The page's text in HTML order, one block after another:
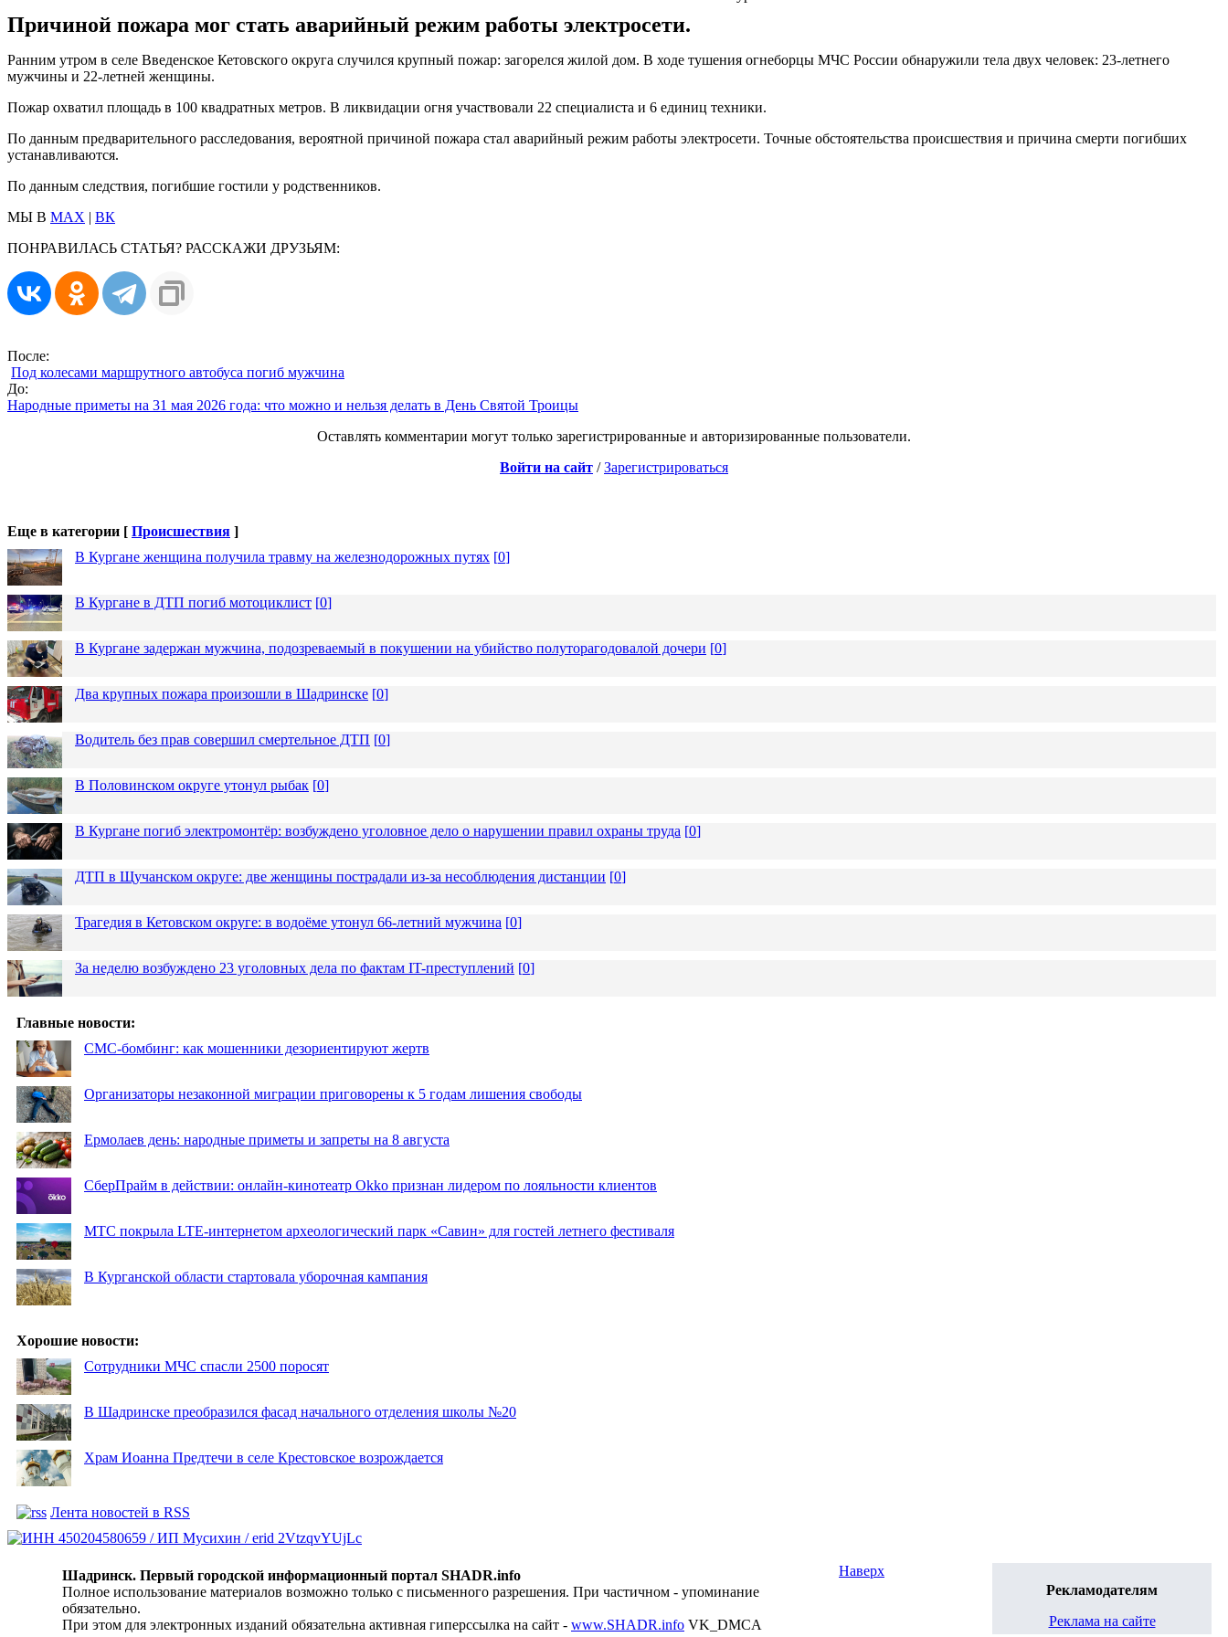
Причиной пожара мог стать аварийный режим работы электросети.
Ранним утром в селе Введенское Кетовского округа случился крупный пожар: загорелся жилой дом. В ходе тушения огнеборцы МЧС России обнаружили тела двух человек: 23‑летнего
мужчины и 22‑летней женщины.
Пожар охватил площадь в 100 квадратных метров. В ликвидации огня участвовали 22 специалиста и 6 единиц техники.
По данным предварительного расследования, вероятной причиной пожара стал аварийный режим работы электросети. Точные обстоятельства происшествия и причина смерти погибших
устанавливаются.
По данным следствия, погибшие гостили у родственников.
МЫ В MAX | ВК
ПОНРАВИЛАСЬ СТАТЬЯ? РАССКАЖИ ДРУЗЬЯМ:
После:
Под колесами маршрутного автобуса погиб мужчина
До:
Народные приметы на 31 мая 2026 года: что можно и нельзя делать в День Святой Троицы
Оставлять комментарии могут только зарегистрированные и авторизированные пользователи.
Войти на сайт /Зарегистрироваться
Еще в категории [ Происшествия ]
В Кургане женщина получила травму на железнодорожных путях [0]
В Кургане в ДТП погиб мотоциклист [0]
В Кургане задержан мужчина, подозреваемый в покушении на убийство полуторагодовалой дочери [0]
Два крупных пожара произошли в Шадринске [0]
Водитель без прав совершил смертельное ДТП [0]
В Половинском округе утонул рыбак [0]
В Кургане погиб электромонтёр: возбуждено уголовное дело о нарушении правил охраны труда [0]
ДТП в Щучанском округе: две женщины пострадали из-за несоблюдения дистанции [0]
Трагедия в Кетовском округе: в водоёме утонул 66-летний мужчина [0]
За неделю возбуждено 23 уголовных дела по фактам IT-преступлений [0]
Главные новости:
СМС-бомбинг: как мошенники дезориентируют жертв
Организаторы незаконной миграции приговорены к 5 годам лишения свободы
Ермолаев день: народные приметы и запреты на 8 августа
СберПрайм в действии: онлайн-кинотеатр Okko признан лидером по лояльности клиентов
МТС покрыла LTE-интернетом археологический парк «Савин» для гостей летнего фестиваля
В Курганской области стартовала уборочная кампания
Хорошие новости:
Сотрудники МЧС спасли 2500 поросят
В Шадринске преобразился фасад начального отделения школы №20
Храм Иоанна Предтечи в селе Крестовское возрождается
Лента новостей в RSS
Шадринск. Первый городской информационный портал SHADR.info
Полное использование материалов возможно только с письменного разрешения. При частичном - упоминание
обязательно.
При этом для электронных изданий обязательна активная гиперссылка на сайт - www.SHADR.info VK_DMCA
Рекламодателям
Реклама на сайте
Наверх